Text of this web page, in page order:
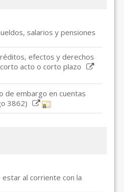
salarios y pensiones
efectos y derechos
acto o corto plazo
de embargo en cuentas
3862)
al corriente con la